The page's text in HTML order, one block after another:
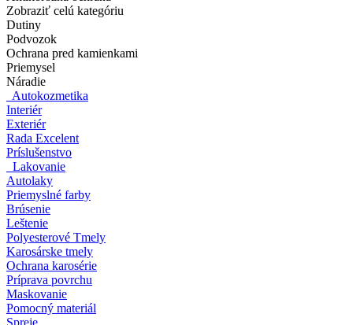
Zobraziť celú kategóriu
Dutiny
Podvozok
Ochrana pred kamienkami
Priemysel
Náradie
Autokozmetika
Interiér
Exteriér
Rada Excelent
Príslušenstvo
Lakovanie
Autolaky
Priemyslné farby
Brúsenie
Leštenie
Polyesterové Tmely
Karosárske tmely
Ochrana karosérie
Príprava povrchu
Maskovanie
Pomocný materiál
Spreje